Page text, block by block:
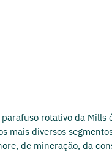
rotativo da Mills
mais diversos
de mineração, da